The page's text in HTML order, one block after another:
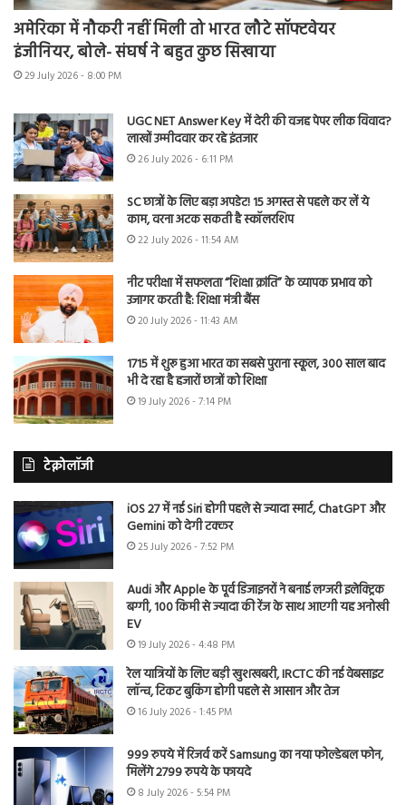
अमेरिका में नौकरी नहीं मिली तो भारत लौटे सॉफ्टवेयर
इंजीनियर, बोले- संघर्ष ने बहुत कुछ सिखाया
29 July 2026 - 8:00 PM
UGC NET Answer Key में देरी की वजह पेपर लीक विवाद?
लाखों उम्मीदवार कर रहे इंतजार
26 July 2026 - 6:11 PM
SC छात्रों के लिए बड़ा अपडेट! 15 अगस्त से पहले कर लें ये
काम, वरना अटक सकती है स्कॉलरशिप
22 July 2026 - 11:54 AM
नीट परीक्षा में सफलता “शिक्षा क्रांति” के व्यापक प्रभाव को
उजागर करती है: शिक्षा मंत्री बैंस
20 July 2026 - 11:43 AM
1715 में शुरू हुआ भारत का सबसे पुराना स्कूल, 300 साल बाद
भी दे रहा है हजारों छात्रों को शिक्षा
19 July 2026 - 7:14 PM
टेक्नोलॉजी
iOS 27 में नई Siri होगी पहले से ज्यादा स्मार्ट, ChatGPT और
Gemini को देगी टक्कर
25 July 2026 - 7:52 PM
Audi और Apple के पूर्व डिजाइनरों ने बनाई लग्जरी इलेक्ट्रिक
बग्गी, 100 किमी से ज्यादा की रेंज के साथ आएगी यह अनोखी
EV
19 July 2026 - 4:48 PM
रेल यात्रियों के लिए बड़ी खुशखबरी, IRCTC की नई वेबसाइट
लॉन्च, टिकट बुकिंग होगी पहले से आसान और तेज
16 July 2026 - 1:45 PM
999 रुपये में रिजर्व करें Samsung का नया फोल्डेबल फोन,
मिलेंगे 2799 रुपये के फायदे
8 July 2026 - 5:54 PM